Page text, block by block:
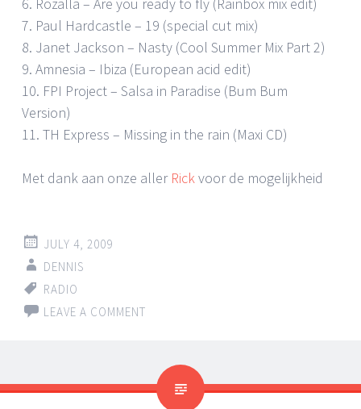
7. Paul Hardcastle – 19 (special cut mix)
8. Janet Jackson – Nasty (Cool Summer Mix Part 2)
9. Amnesia – Ibiza (European acid edit)
10. FPI Project – Salsa in Paradise (Bum Bum
Version)
11. TH Express – Missing in the rain (Maxi CD)
Met dank aan onze aller Rickvoor de mogelijkheid
JULY 4, 2009
DENNIS
RADIO
LEAVE A COMMENT